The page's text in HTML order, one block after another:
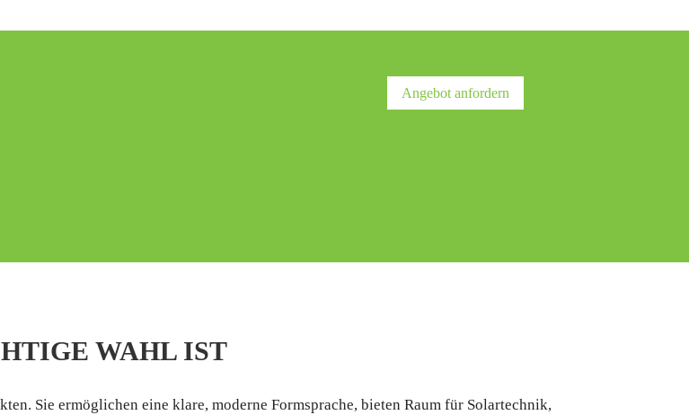
Angebot anfordern
WAHL IST
Sie ermöglichen eine klare, moderne Formsprache, bieten Raum für Solartechnik,